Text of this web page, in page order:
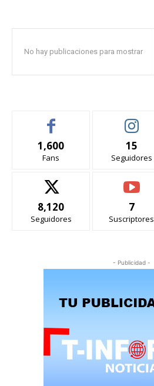
No hay publicaciones para mostrar
1,600
Fans
15
Seguidores
8,120
Seguidores
7
Suscriptores
- Publicidad -